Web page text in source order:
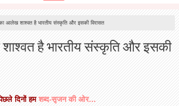
आलेख शाश्वत है भारतीय संस्कृति और इसकी विरासत
है भारतीय संस्कृति और इसकी
दिनों हम शब्द-सृजन की ओर...